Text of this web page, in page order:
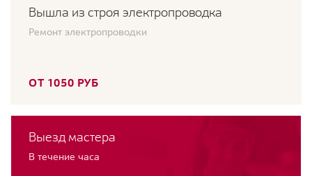
Вышла из строя электропроводка
Ремонт электропроводки
ОТ 1050 РУБ
Выезд мастера
В течение часа